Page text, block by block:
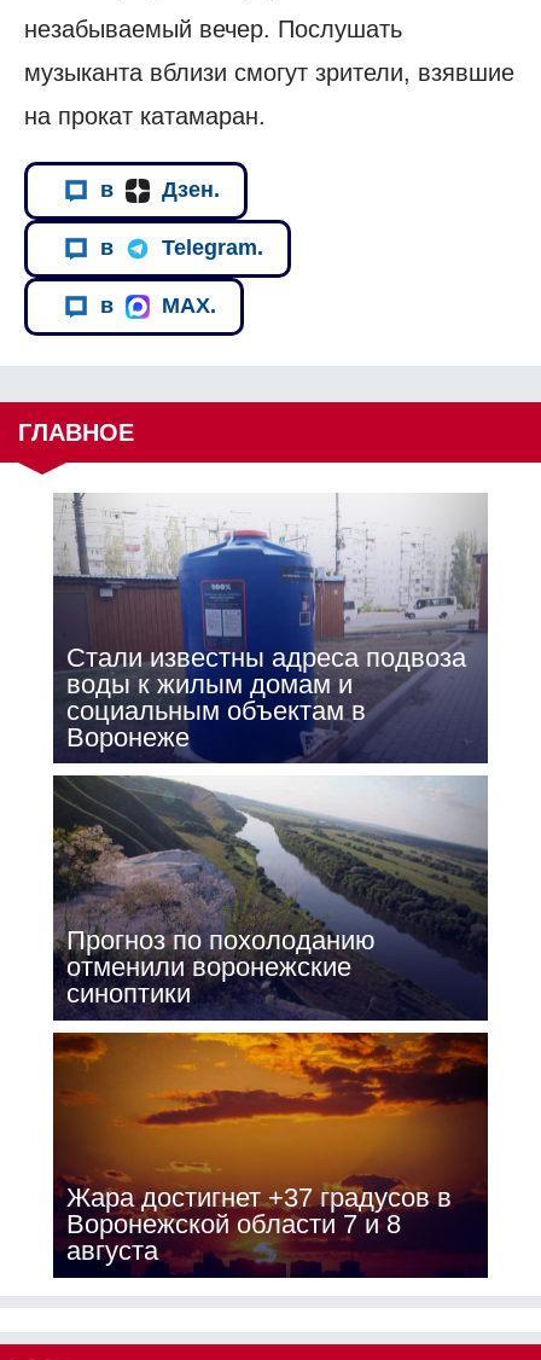
незабываемый вечер. Послушать
музыканта вблизи смогут зрители, взявшие
на прокат катамаран.
в Дзен.
в Telegram.
в MAX.
ГЛАВНОЕ
Стали известны адреса подвоза
воды к жилым домам и
социальным объектам в
Воронеже
Прогноз по похолоданию
отменили воронежские
синоптики
Жара достигнет +37 градусов в
Воронежской области 7 и 8
августа